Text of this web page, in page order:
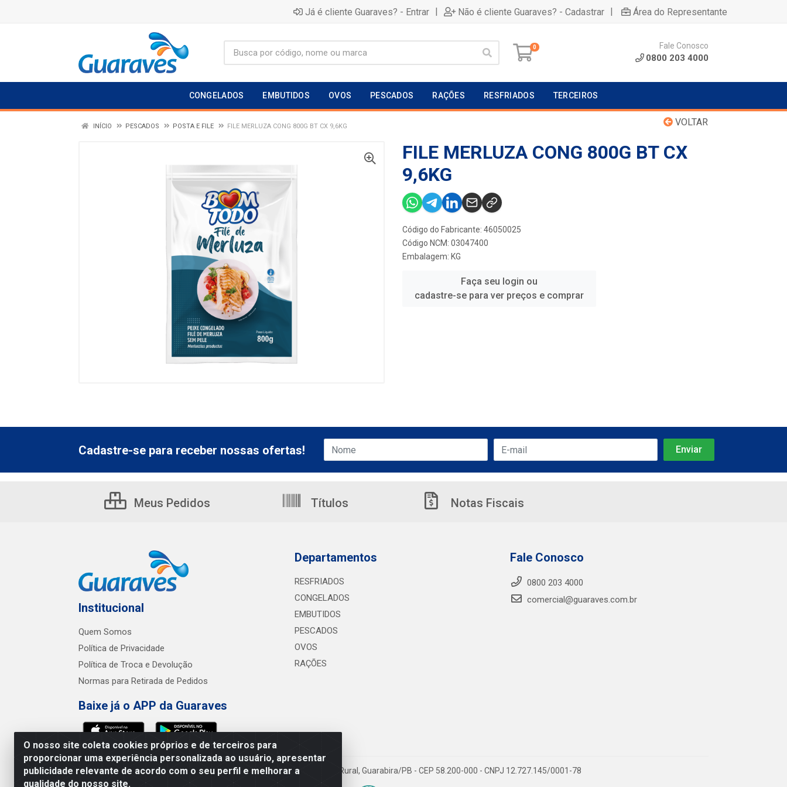
Já é cliente Guaraves? - Entrar | Não é cliente Guaraves? - Cadastrar | Área do Representante
0 Fale Conosco
0800 203 4000
CONGELADOS EMBUTIDOS OVOS PESCADOS RAÇÕES RESFRIADOS TERCEIROS
VOLTAR
INÍCIO PESCADOS POSTA E FILE FILE MERLUZA CONG 800G BT CX 9,6KG
FILE MERLUZA CONG 800G BT CX
9,6KG
Código do Fabricante: 46050025
Código NCM: 03047400
Embalagem: KG
Faça seu login ou
cadastre-se para ver preços e comprar
O nosso site coleta cookies próprios e de terceiros para
proporcionar uma experiência personalizada ao usuário, apresentar
publicidade relevante de acordo com o seu perfil e melhorar a
qualidade do nosso site.
Cadastre-se para receber nossas ofertas!
Meus Pedidos Títulos Notas Fiscais
Institucional
Quem Somos
Política de Privacidade
Política de Troca e Devolução
Normas para Retirada de Pedidos
Baixe já o APP da Guaraves
Departamentos
RESFRIADOS
CONGELADOS
EMBUTIDOS
PESCADOS
OVOS
RAÇÕES
Fale Conosco
0800 203 4000
comercial@guaraves.com.br
Guaraves - PB 075 KM 2, S/N - Zona Rural, Guarabira/PB - CEP 58.200-000 - CNPJ 12.727.145/0001-78